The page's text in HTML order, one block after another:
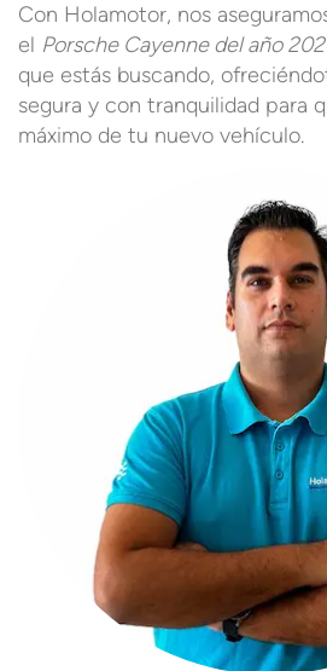
Con Holamotor, nos
el Porsche Cayenne del año
que estás buscando,
segura y con tranquilidad para
máximo de tu nuevo vehículo.